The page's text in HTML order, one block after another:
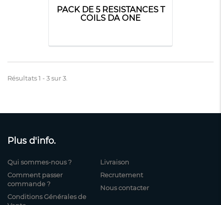
PACK DE 5 RESISTANCES T
COILS DA ONE
Résultats 1 - 3 sur 3.
Plus d'info.
Qui sommes-nous ?
Comment passer
commande ?
Conditions Générales de
Livraison
Recrutement
Nous contacter